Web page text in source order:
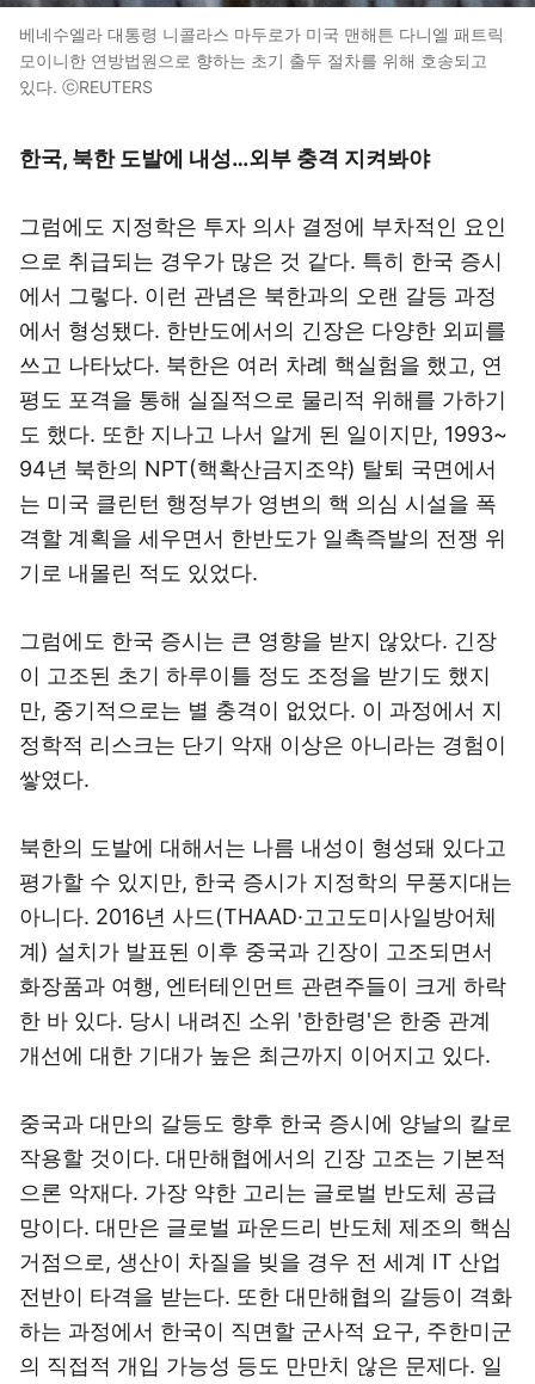
베네수엘라 대통령 니콜라스 마두로가 미국 맨해튼 다니엘 패트릭
모이니한 연방법원으로 향하는 초기 출두 절차를 위해 호송되고
있다. ⓒREUTERS
한국, 북한 도발에 내성…외부 충격 지켜봐야
그럼에도 지정학은 투자 의사 결정에 부차적인 요인
으로 취급되는 경우가 많은 것 같다. 특히 한국 증시
에서 그렇다. 이런 관념은 북한과의 오랜 갈등 과정
에서 형성됐다. 한반도에서의 긴장은 다양한 외피를
쓰고 나타났다. 북한은 여러 차례 핵실험을 했고, 연
평도 포격을 통해 실질적으로 물리적 위해를 가하기
도 했다. 또한 지나고 나서 알게 된 일이지만, 1993~
94년 북한의 NPT(핵확산금지조약) 탈퇴 국면에서
는 미국 클린턴 행정부가 영변의 핵 의심 시설을 폭
격할 계획을 세우면서 한반도가 일촉즉발의 전쟁 위
기로 내몰린 적도 있었다.
그럼에도 한국 증시는 큰 영향을 받지 않았다. 긴장
이 고조된 초기 하루이틀 정도 조정을 받기도 했지
만, 중기적으로는 별 충격이 없었다. 이 과정에서 지
정학적 리스크는 단기 악재 이상은 아니라는 경험이
쌓였다.
북한의 도발에 대해서는 나름 내성이 형성돼 있다고
평가할 수 있지만, 한국 증시가 지정학의 무풍지대는
아니다. 2016년 사드(THAAD·고고도미사일방어체
계) 설치가 발표된 이후 중국과 긴장이 고조되면서
화장품과 여행, 엔터테인먼트 관련주들이 크게 하락
한 바 있다. 당시 내려진 소위 '한한령'은 한중 관계
개선에 대한 기대가 높은 최근까지 이어지고 있다.
중국과 대만의 갈등도 향후 한국 증시에 양날의 칼로
작용할 것이다. 대만해협에서의 긴장 고조는 기본적
으론 악재다. 가장 약한 고리는 글로벌 반도체 공급
망이다. 대만은 글로벌 파운드리 반도체 제조의 핵심
거점으로, 생산이 차질을 빚을 경우 전 세계 IT 산업
전반이 타격을 받는다. 또한 대만해협의 갈등이 격화
하는 과정에서 한국이 직면할 군사적 요구, 주한미군
의 직접적 개입 가능성 등도 만만치 않은 문제다. 일